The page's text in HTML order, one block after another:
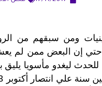
حتي إن البعض ممن لم
ليغدو مأسويا يليق